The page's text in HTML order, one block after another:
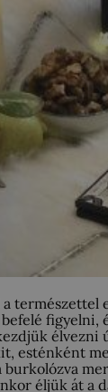
a természettel
figyelni,
élvezni
esténként
burkolózva
éljük át a